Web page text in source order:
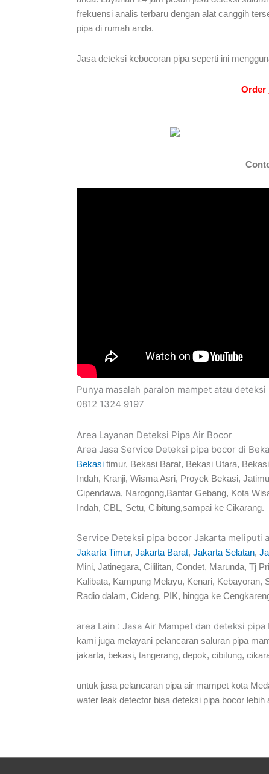
frekuensi analis terbaru dengan alat canggih
pipa di rumah anda.
Jasa deteksi kebocoran pipa seperti ini
Order
Punya masalah paralon mampet atau
0812 1324 9197
Area Layanan Deteksi Pipa Air Bocor
Area Jasa Service Deteksi pipa bocor di
Bekasi timur, Bekasi Barat, Bekasi Utara,
Indah, Kranji, Wisma Asri, Proyek Bekasi,
Cipendawa, Narogong,Bantar Gebang, Kota
Indah, CBL, Setu, Cibitung,sampai ke Cikarang.
Service Deteksi pipa bocor Jakarta meliputi
Jakarta Timur, Jakarta Barat, Jakarta Selatan,
Mini, Jatinegara, Cililitan, Condet, Marunda, Tj
Kalibata, Kampung Melayu, Kenari, Kebayoran,
Radio dalam, Cideng, PIK, hingga ke
area Lain : Jasa Air Mampet dan deteksi pipa
kami juga melayani pelancaran saluran pipa
jakarta, bekasi, tangerang, depok, cibitung,
untuk jasa pelancaran pipa air mampet kota
water leak detector bisa deteksi pipa bocor